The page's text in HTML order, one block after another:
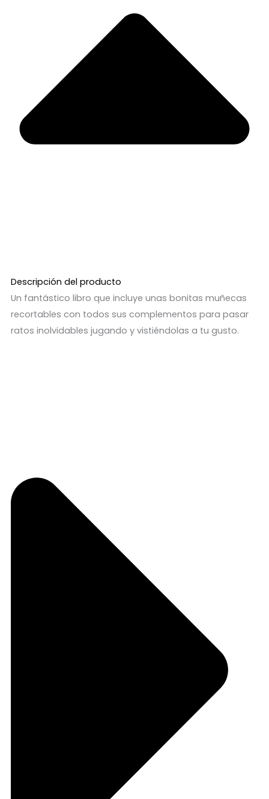
Descripción del producto
Un fantástico libro que incluye unas bonitas muñecas
recortables con todos sus complementos para pasar
ratos inolvidables jugando y vistiéndolas a tu gusto.